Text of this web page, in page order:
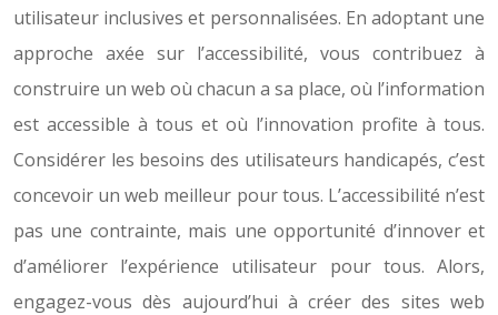
utilisateur inclusives et personnalisées. En adoptant une
approche axée sur l’accessibilité, vous contribuez à
construire un web où chacun a sa place, où l’information
est accessible à tous et où l’innovation profite à tous.
Considérer les besoins des utilisateurs handicapés, c’est
concevoir un web meilleur pour tous. L’accessibilité n’est
pas une contrainte, mais une opportunité d’innover et
d’améliorer l’expérience utilisateur pour tous. Alors,
engagez-vous dès aujourd’hui à créer des sites web